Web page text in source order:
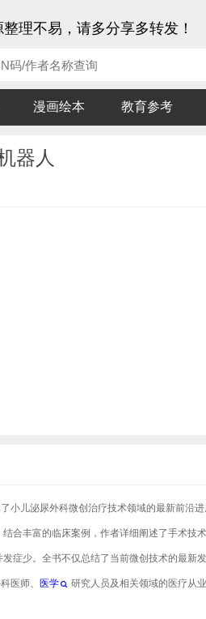
理不易，请多分享多转发！
漫画绘本 教育参考
器人
小儿泌尿外科微创治疗技术领域的最新前沿
合丰富的临床案例，作者详细阐述了手术技
症少。全书不仅总结了当前微创技术的最新
医师、 医学 研究人员及相关领域的医疗从